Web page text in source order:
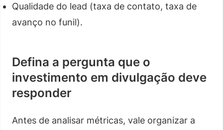
Qualidade do lead (taxa de contato, taxa de
avanço no funil).
Defina a pergunta que o
investimento em divulgação deve
responder
Antes de analisar métricas, vale organizar a